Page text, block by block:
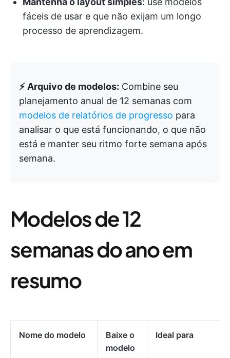
fáceis de usar e que não exijam um longo
processo de aprendizagem.
⚡ Arquivo de modelos: Combine seu
planejamento anual de 12 semanas com
modelos de relatórios de progresso para
analisar o que está funcionando, o que não
está e manter seu ritmo forte semana após
semana.
Modelos de 12
semanas do ano em
resumo
Nome do modelo
Baixe o
modelo
Ideal para